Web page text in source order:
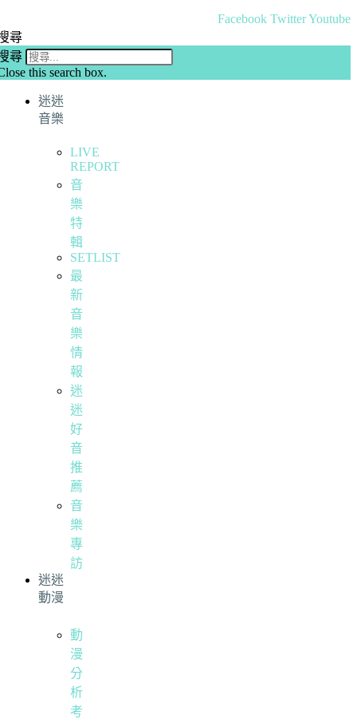
Facebook TwitterYoutube
尋
尋
this search box.
迷迷
音樂
LIVE
REPORT
音
樂
特
輯
SETLIST
最
新
音
樂
情
報
迷
迷
好
音
推
薦
音
樂
專
訪
迷迷
動漫
動
漫
分
析
考